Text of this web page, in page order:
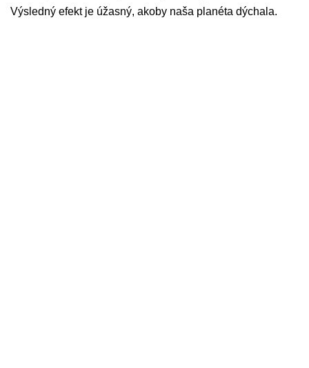
Výsledný efekt je úžasný, akoby naša planéta dýchala.